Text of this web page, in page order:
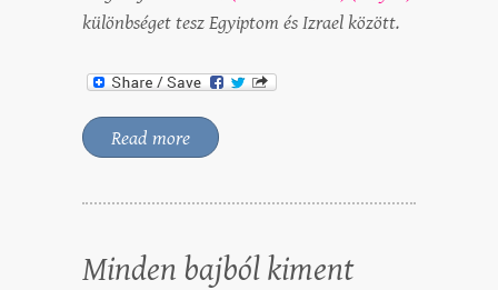
különbséget tesz Egyiptom és Izrael között.
Read more
Minden bajból kiment